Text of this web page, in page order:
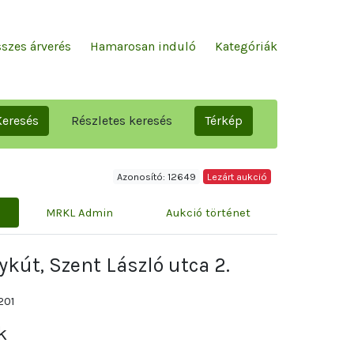
árverés Hamarosan induló Kategóriák
Részletes keresés Térkép
Azonosító: 12649 Lezárt aukció
MRKL Admin Aukció történet
Szent László utca 2.